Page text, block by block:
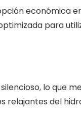
económica
para
lo que
relajantes del